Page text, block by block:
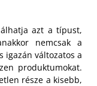
azt a típust,
nemcsak a
igazán változatos a
produktumokat.
része a kisebb,